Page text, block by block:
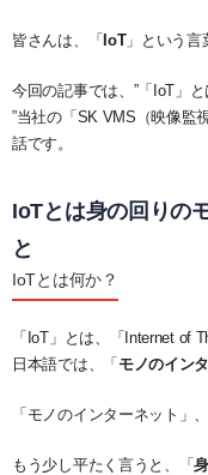
録画映像の検索
システム・ケイサイト
皆さんは、「 IoT」という言
今回の記事では、”「IoT」と
”当社の「SK VMS（映像監
話です。
IoTとは身の回りの
と
IoTとは何か？
「IoT」とは、「Internet of
日本語では、「 モノのイン
「モノのインターネット」
もう少し平たく言うと、「